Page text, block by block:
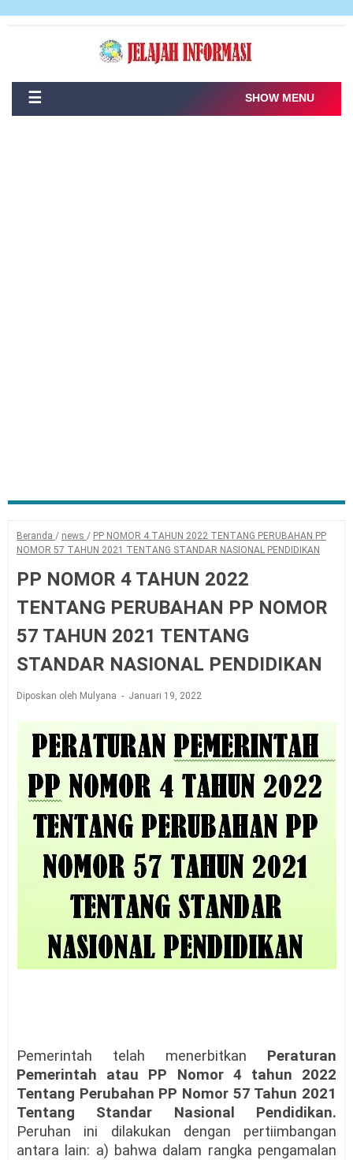
☰ SHOW MENU
Beranda / news / PP NOMOR 4 TAHUN 2022 TENTANG PERUBAHAN PP
NOMOR 57 TAHUN 2021 TENTANG STANDAR NASIONAL PENDIDIKAN
PP NOMOR 4 TAHUN 2022
TENTANG PERUBAHAN PP NOMOR
57 TAHUN 2021 TENTANG
STANDAR NASIONAL PENDIDIKAN
Diposkan oleh Mulyana Januari 19, 2022
Pemerintah telah menerbitkan Peraturan
Pemerintah atau PP Nomor 4 tahun 2022
Tentang Perubahan PP Nomor 57 Tahun 2021
Tentang Standar Nasional Pendidikan.
Peruhan ini dilakukan dengan pertiimbangan
antara lain: a) bahwa dalam rangka pengamalan